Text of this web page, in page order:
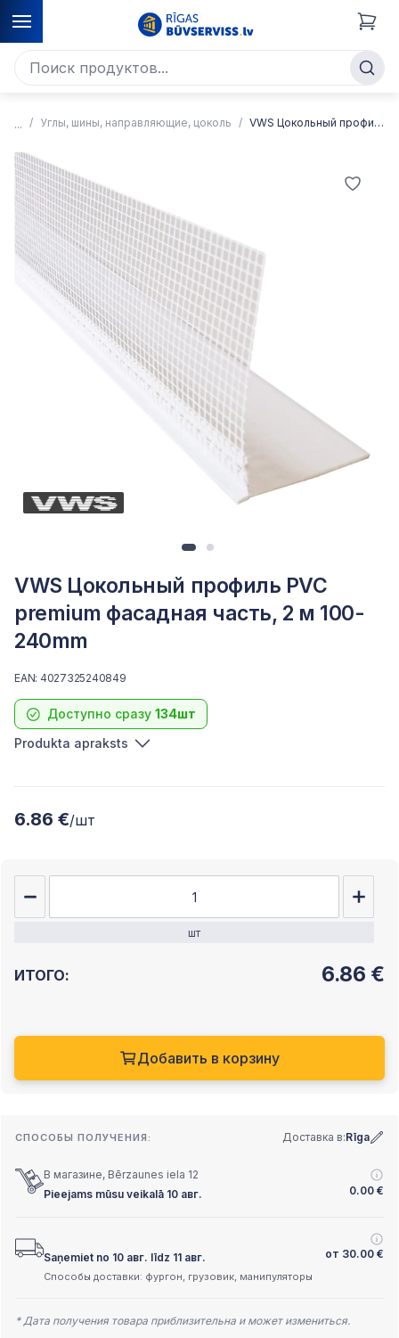
Углы, шины, направляющие, цоколь VWS Цокольный профиль PVC premium фасадная часть, 2 м
VWS Цокольный профиль PVC
premium фасадная часть, 2 м 100-
240mm
Доступно сразу 134шт
EAN: 4027325240849
Produkta apraksts
6.86 €/шт
шт
ИТОГО: 6.86 €
Добавить в корзину
СПОСОБЫ ПОЛУЧЕНИЯ: Доставка в:Rīga
В магазине, Bērzaunes iela 12
Pieejams mūsu veikalā 10 авг.
0.00 €
Saņemiet no 10 авг. līdz 11 авг. от 30.00 €
Способы доставки: фургон, грузовик, манипуляторы
* Дата получения товара приблизительна и может измениться.